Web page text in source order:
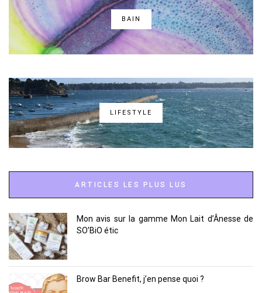
BAIN
LIFESTYLE
ARTICLES LES PLUS LUS
Mon avis sur la gamme Mon Lait d’Ânesse de
SO’BiO étic
Brow Bar Benefit, j’en pense quoi ?